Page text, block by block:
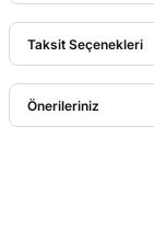
Taksit Seçenekleri
Önerileriniz